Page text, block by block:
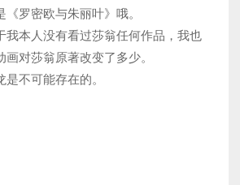
罗密欧与朱丽叶》哦。
我本人没有看过莎翁任何作品，我也
对莎翁原著改变了多少。
不可能存在的。